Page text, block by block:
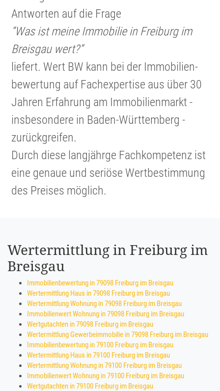
Antworten auf die Frage
“Was ist meine Immobilie in Freiburg im
Breisgau wert?”
liefert. Wert BW kann bei der Immobi­li­en­
be­wer­tung auf Fachex­per­tise aus über 30
Jahren Erfahrung am Immobi­li­en­markt -
insbe­son­dere in Baden-Württem­berg -
zurück­greifen.
Durch diese langjährge Fachkom­pe­tenz ist
eine genaue und seriöse Wertbe­stim­mung
des Preises möglich.
Wertermittlung in Freiburg im
Breisgau
Immobilienbewertung in 79098 Freiburg im Breisgau
Wertermittlung Haus in 79098 Freiburg im Breisgau
Wertermittlung Wohnung in 79098 Freiburg im Breisgau
Immobilienwert Wohnung in 79098 Freiburg im Breisgau
Wertgutachten in 79098 Freiburg im Breisgau
Wertermittlung Gewerbeimmobilie in 79098 Freiburg im Breisgau
Immobilienbewertung in 79100 Freiburg im Breisgau
Wertermittlung Haus in 79100 Freiburg im Breisgau
Wertermittlung Wohnung in 79100 Freiburg im Breisgau
Immobilienwert Wohnung in 79100 Freiburg im Breisgau
Wertgutachten in 79100 Freiburg im Breisgau